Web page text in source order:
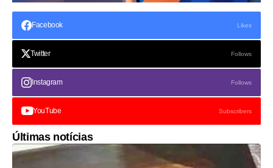
Facebook Likes
Twitter Follows
Instagram Follows
YouTube Subscribers
Últimas notícias